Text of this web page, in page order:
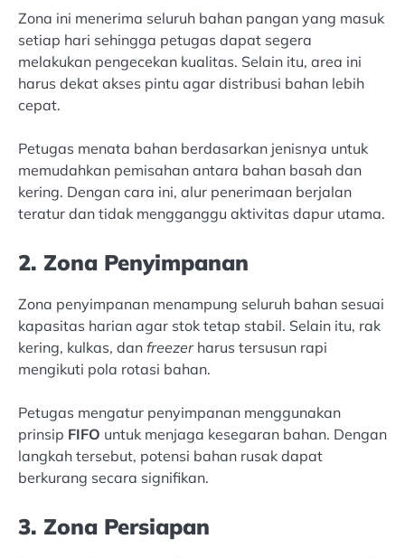
Zona ini menerima seluruh bahan pangan yang masuk
setiap hari sehingga petugas dapat segera
melakukan pengecekan kualitas. Selain itu, area ini
harus dekat akses pintu agar distribusi bahan lebih
cepat.
Petugas menata bahan berdasarkan jenisnya untuk
memudahkan pemisahan antara bahan basah dan
kering. Dengan cara ini, alur penerimaan berjalan
teratur dan tidak mengganggu aktivitas dapur utama.
2. Zona Penyimpanan
Zona penyimpanan menampung seluruh bahan sesuai
kapasitas harian agar stok tetap stabil. Selain itu, rak
kering, kulkas, dan freezerharus tersusun rapi
mengikuti pola rotasi bahan.
Petugas mengatur penyimpanan menggunakan
prinsip FIFO untuk menjaga kesegaran bahan. Dengan
langkah tersebut, potensi bahan rusak dapat
berkurang secara signifikan.
3. Zona Persiapan